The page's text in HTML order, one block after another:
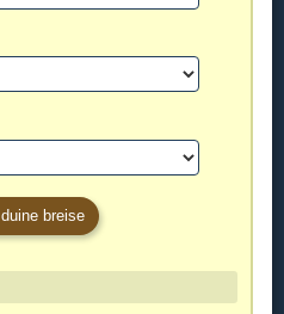
duine breise